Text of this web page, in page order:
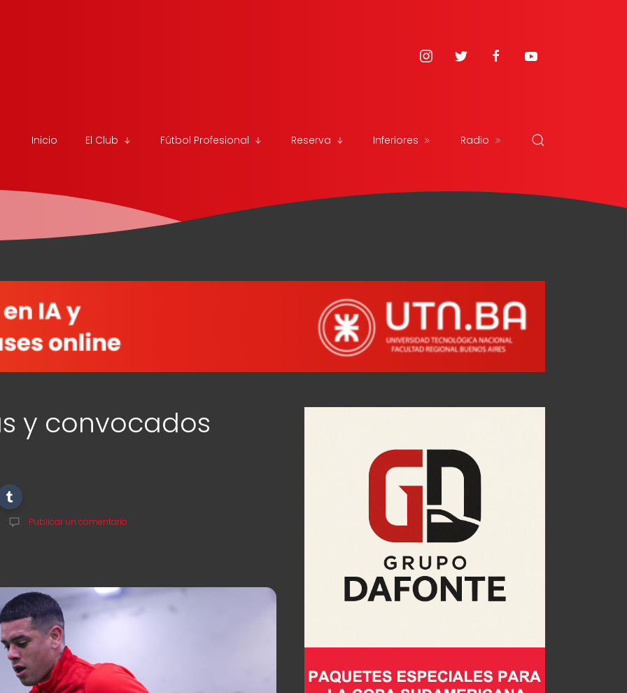
Inicio El Club Fútbol Profesional Reserva Inferiores Radio
y convocados
Publicar un comentario